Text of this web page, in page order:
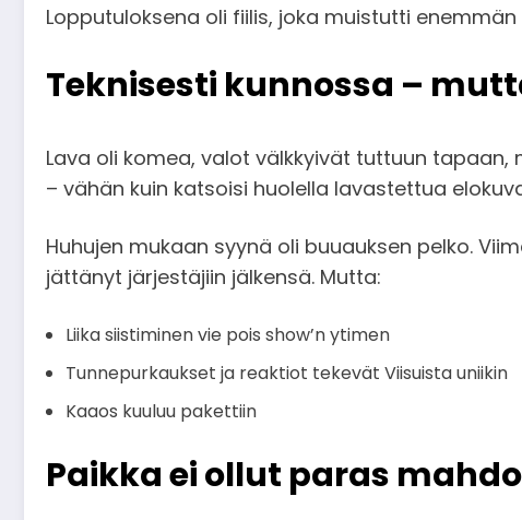
Lopputuloksena oli fiilis, joka muistutti
Teknisesti kunnossa –
Lava oli komea, valot välkkyivät tuttuun
– vähän kuin katsoisi huolella lavastettua
Huhujen mukaan syynä oli buuauksen pelko.
jättänyt järjestäjiin jälkensä. Mutta:
Liika siistiminen vie pois show’n ytimen
Tunnepurkaukset ja reaktiot tekevät Viisuista uniikin
Kaaos kuuluu pakettiin
Paikka ei ollut paras